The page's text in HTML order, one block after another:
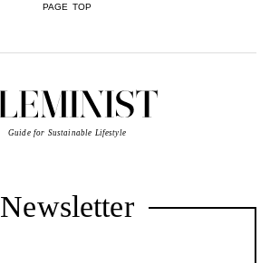
PAGE TOP
Guide for Sustainable Lifestyle
Newsletter